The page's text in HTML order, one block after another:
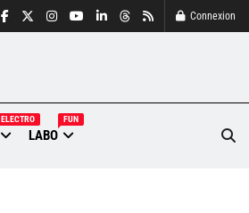
Connexion
ELECTRO
LABO
FUN